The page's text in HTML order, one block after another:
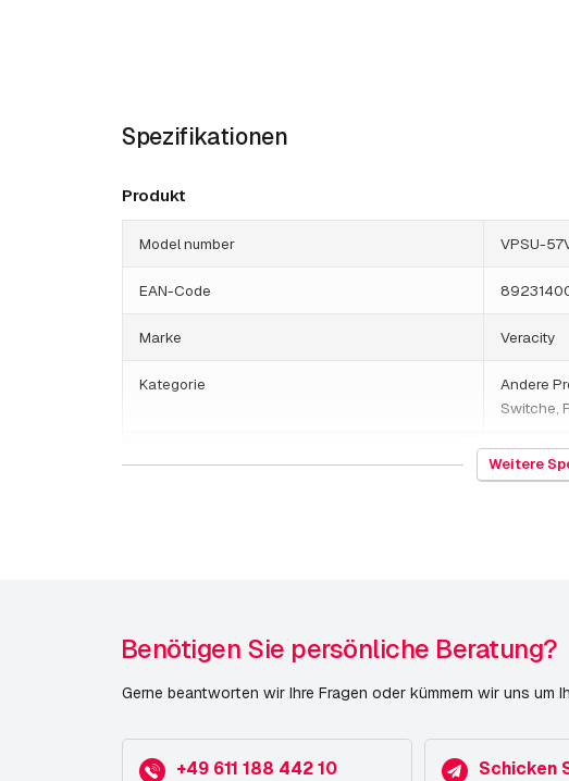
Spezifikationen
Produkt
Model number VPSU-
EAN-Code
Marke Veracity
Kategorie
Andere
Switche,
1000
Weitere
Benötigen Sie persönliche Beratung?
Gerne beantworten wir Ihre Fragen oder kümmern wir uns um
+49 611 188 442 10 Schicken